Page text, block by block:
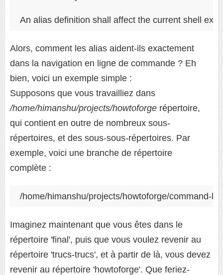
An alias definition shall affect the current shell
Alors, comment les alias aident-ils exactement
dans la navigation en ligne de commande ? Eh
bien, voici un exemple simple :
Supposons que vous travailliez dans
/home/himanshu/projects/howtoforge répertoire,
qui contient en outre de nombreux sous-
répertoires, et des sous-sous-répertoires. Par
exemple, voici une branche de répertoire
complète :
/home/himanshu/projects/howtoforge/command-
Imaginez maintenant que vous êtes dans le
répertoire 'final', puis que vous voulez revenir au
répertoire 'trucs-trucs', et à partir de là, vous devez
revenir au répertoire 'howtoforge'. Que feriez-